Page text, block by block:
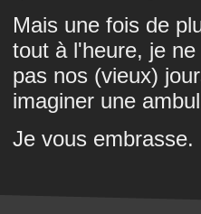
Mais une fois de
tout à l'heure, je
pas nos (vieux)
imaginer une
Je vous embrasse.